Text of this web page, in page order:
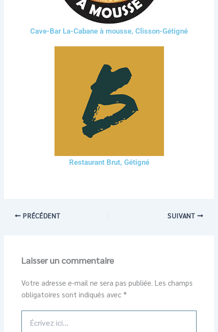
Cave-Bar La-Cabane à mousse, Clisson-Gétigné
Restaurant Brut, Gétigné
PRÉCÉDENT SUIVANT
Laisser un commentaire
Votre adresse e-mail ne sera pas publiée. Les champs
obligatoires sont indiqués avec *
ici…